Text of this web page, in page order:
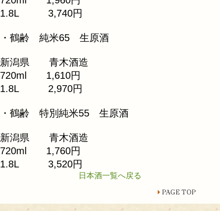
1.8L 3,740円
・鶴齢 純米65 生原酒
新潟県 青木酒造
720ml 1,610円
1.8L 2,970円
・鶴齢 特別純米55 生原酒
新潟県 青木酒造
720ml 1,760円
1.8L 3,520円
日本酒一覧へ戻る